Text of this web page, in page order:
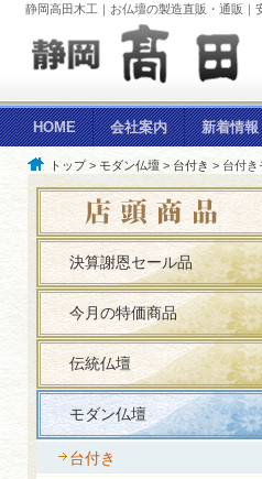
静岡高田木工｜お仏壇の製造直販・通販
HOME 会社案内 新着情報
トップ> モダン仏壇 > 台付き > 台付き
決算謝恩セール品
今月の特価商品
伝統仏壇
モダン仏壇
台付き